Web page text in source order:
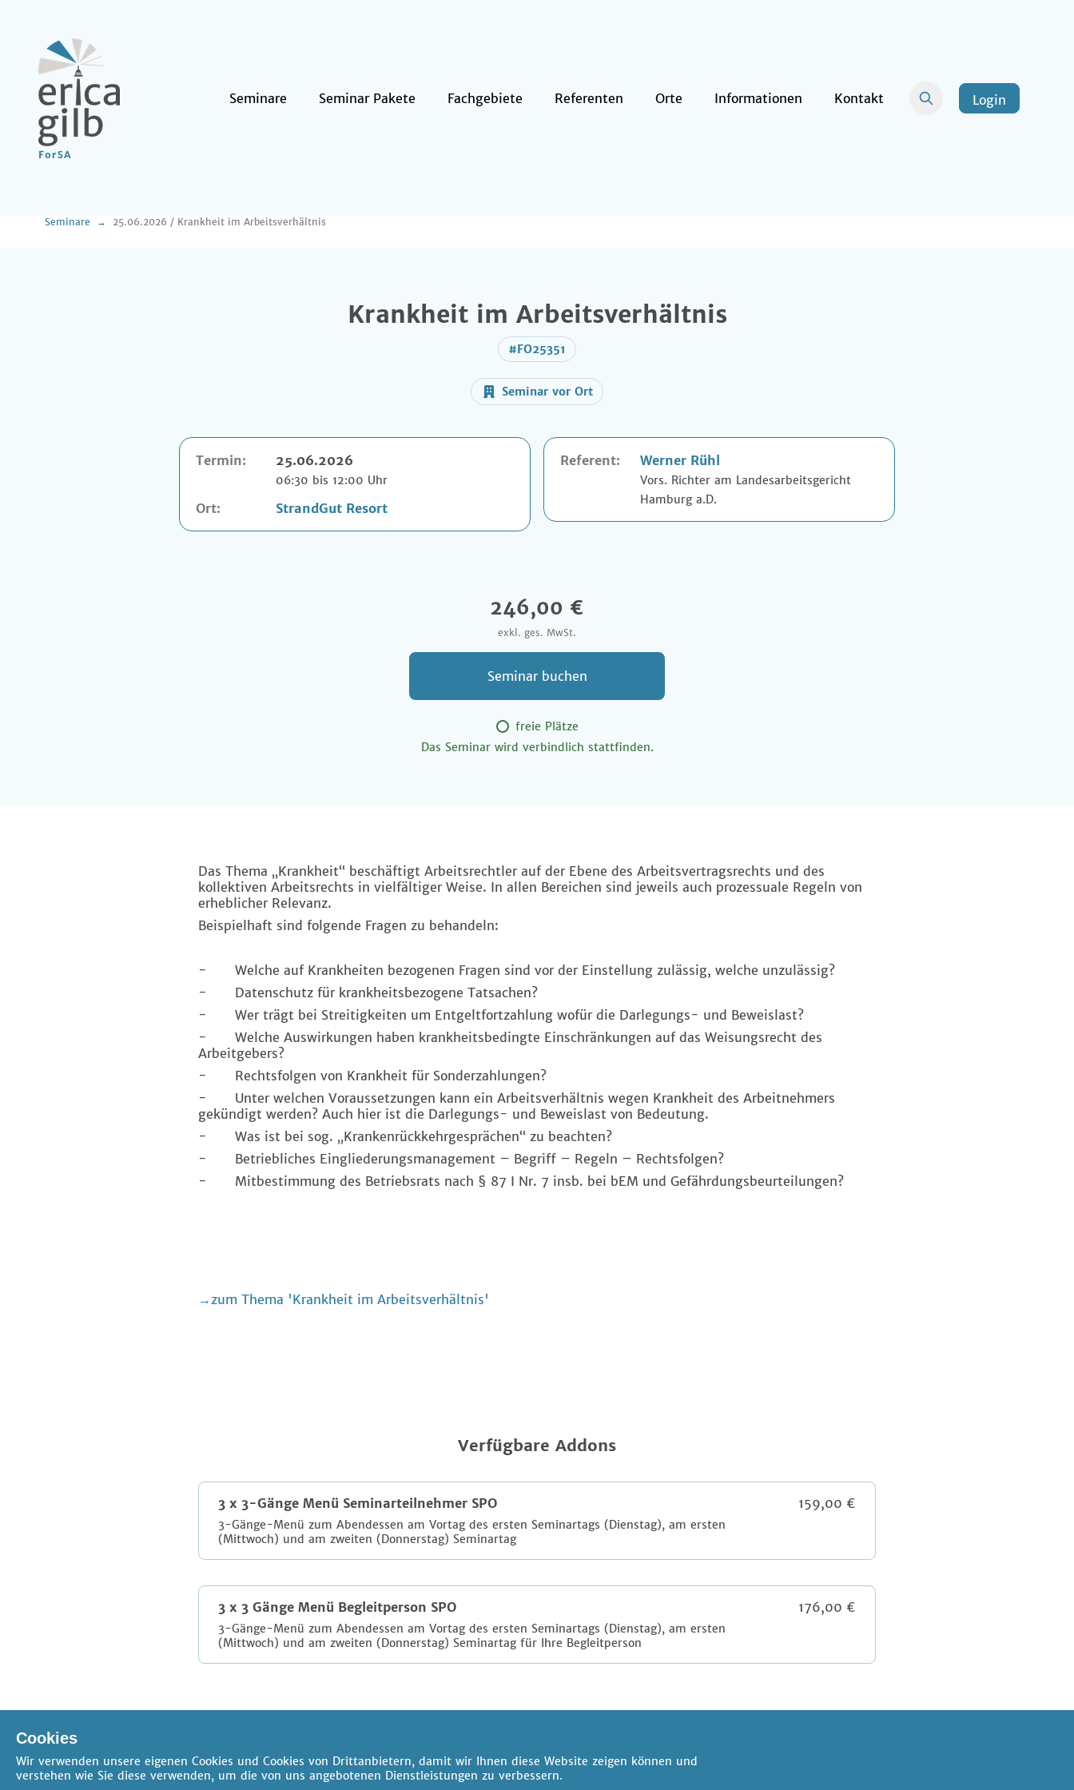
Seminare Seminar Pakete Fachgebiete Referenten Orte Informationen Kontakt Login
Seminare 25.06.2026 / Krankheit im Arbeitsverhältnis
Krankheit im Arbeitsverhältnis
#FO25351
Seminar vor Ort
Termin: 25.06.2026
06:30 bis 12:00 Uhr
Ort: StrandGut Resort
Referent: Werner Rühl
Vors. Richter am Landesarbeitsgericht
Hamburg a.D.
246,00 €
exkl. ges. MwSt.
Seminar buchen
freie Plätze
Das Seminar wird verbindlich stattfinden.
Das Thema „Krankheit“ beschäftigt Arbeitsrechtler auf der Ebene des Arbeits­vertragsrechts und des
kollektiven Arbeitsrechts in vielfältiger Weise. In allen Bereichen sind jeweils auch prozessuale Regeln von
erheblicher Relevanz.
Beispielhaft sind folgende Fragen zu behandeln:
- Welche auf Krankheiten bezogenen Fragen sind vor der Einstellung zulässig, welche unzulässig?
- Datenschutz für krankheitsbezogene Tatsachen?
- Wer trägt bei Streitigkeiten um Entgeltfortzahlung wofür die Darlegungs- und Beweislast?
- Welche Auswirkungen haben krankheitsbedingte Einschränkungen auf das Weisungsrecht des
Arbeitgebers?
- Rechtsfolgen von Krankheit für Sonderzahlungen?
- Unter welchen Voraussetzungen kann ein Arbeitsverhältnis wegen Krankheit des Arbeitnehmers
gekündigt werden? Auch hier ist die Darlegungs- und Beweislast von Bedeutung.
- Was ist bei sog. „Krankenrückkehrgesprächen“ zu beachten?
- Betriebliches Eingliederungsmanagement – Begriff – Regeln – Rechtsfolgen?
- Mitbestimmung des Betriebsrats nach § 87 I Nr. 7 insb. bei bEM und Gefährdungsbeurteilungen?
zum Thema 'Krankheit im Arbeitsverhältnis'
Verfügbare Addons
3 x 3-Gänge Menü Seminarteilnehmer SPO 159,00 €
3-Gänge-Menü zum Abendessen am Vortag des ersten Seminartags (Dienstag), am ersten
(Mittwoch) und am zweiten (Donnerstag) Seminartag
3 x 3 Gänge Menü Begleitperson SPO 176,00 €
3-Gänge-Menü zum Abendessen am Vortag des ersten Seminartags (Dienstag), am ersten
(Mittwoch) und am zweiten (Donnerstag) Seminartag für Ihre Begleitperson
AGBDatenschutzImpressumKontaktCookie-Einstellungen
Cookies
Wir verwenden unsere eigenen Cookies und Cookies von Drittanbietern, damit wir Ihnen diese Website zeigen können und
verstehen wie Sie diese verwenden, um die von uns angebotenen Dienstleistungen zu verbessern.